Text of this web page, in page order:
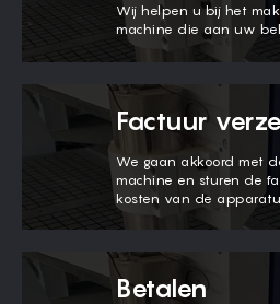
Wij helpen u bij het
machine die aan uw
Factuur
We gaan akkoord met
machine en sturen de
kosten van de
Betalen